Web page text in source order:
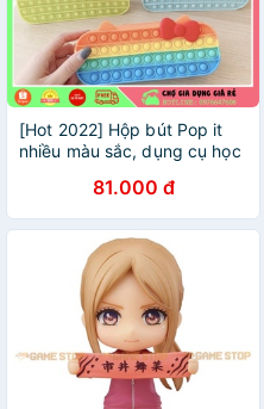
[Hot 2022] Hộp bút Pop it
nhiều màu sắc, dụng cụ học
silicon cho Bé81.000 đ